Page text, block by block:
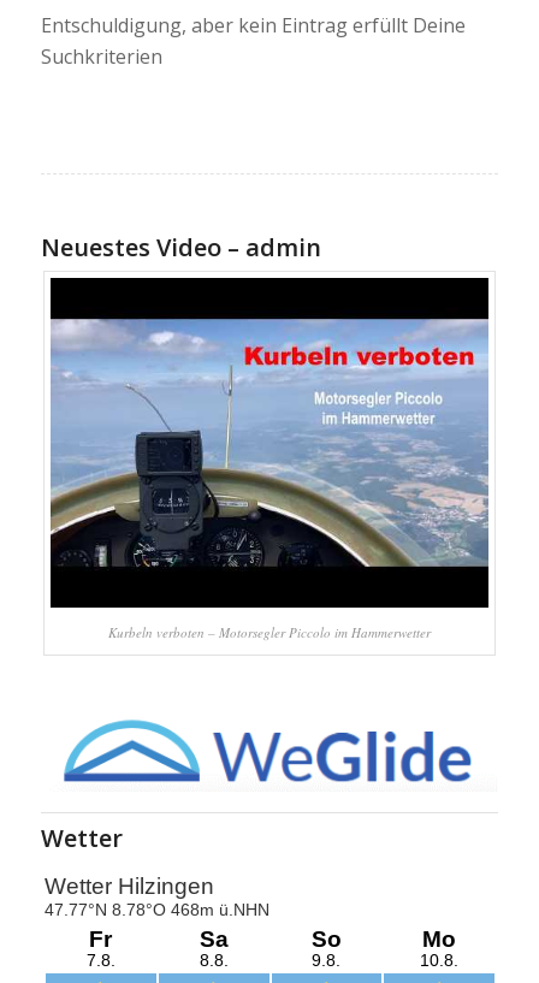
Entschuldigung, aber kein Eintrag erfüllt Deine
Suchkriterien
Neuestes Video – admin
Kurbeln verboten – Motorsegler Piccolo im Hammerwetter
Wetter